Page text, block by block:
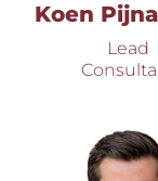
Koen
Lead